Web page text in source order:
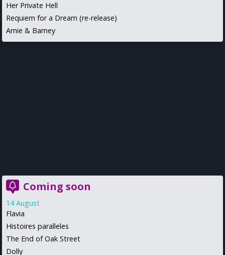
Her Private Hell
Requiem for a Dream (re-release)
Arnie & Barney
Coming soon
14 August
Flavia
Histoires paralleles
The End of Oak Street
Dolly